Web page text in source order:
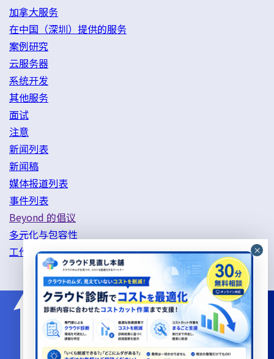
加拿大服务
在中国（深圳）提供的服务
案例研究
云服务器
系统开发
其他服务
面试
注意
新闻列表
新闻稿
媒体报道列表
事件列表
Beyond 的倡议
多元化与包容性
工作方式改革举措